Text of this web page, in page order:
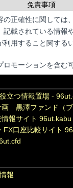
免責事項
の正確性に関しては
記載されている情報
利用すること関する
モーションを含む
立つ情報置場 -
黒澤ファンド（ブ
報サイト 96ut.kabu
FX口座比較サイト
報